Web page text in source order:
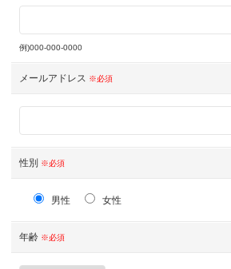
例)000-000-0000
メールアドレス ※必須
性別 ※必須
男性 女性
年齢 ※必須